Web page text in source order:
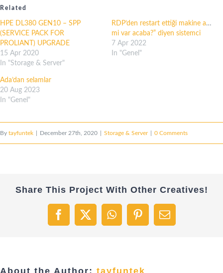
Related
HPE DL380 GEN10 – SPP
(SERVICE PACK FOR
PROLIANT) UPGRADE
15 Apr 2020
In "Storage & Server"
RDP’den restart ettiği makine
mi var acaba?” diyen sistemci
7 Apr 2022
In "Genel"
Ada’dan selamlar
20 Aug 2023
In "Genel"
By tayfuntek December 27th, 2020 Storage & Server 0 Comments
Share This Project With Other Creatives!
Facebook
X WhatsAppPinterestEmail